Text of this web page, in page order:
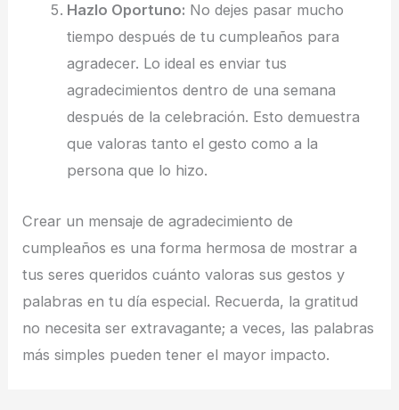
Hazlo Oportuno: No dejes pasar mucho
tiempo después de tu cumpleaños para
agradecer. Lo ideal es enviar tus
agradecimientos dentro de una semana
después de la celebración. Esto demuestra
que valoras tanto el gesto como a la
persona que lo hizo.
Crear un mensaje de agradecimiento de
cumpleaños es una forma hermosa de mostrar a
tus seres queridos cuánto valoras sus gestos y
palabras en tu día especial. Recuerda, la gratitud
no necesita ser extravagante; a veces, las palabras
más simples pueden tener el mayor impacto.